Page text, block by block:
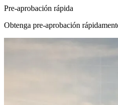
Pre-aprobación rápida
Obtenga pre-aprobación